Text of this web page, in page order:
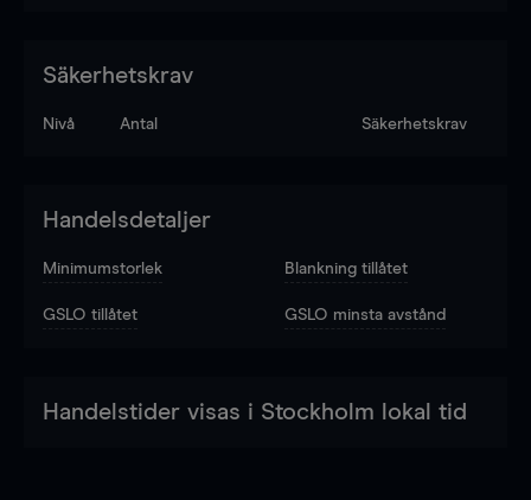
Säkerhetskrav
Nivå Antal Säkerhetskrav
Handelsdetaljer
Minimumstorlek Blankning tillåtet
GSLO tillåtet GSLO minsta avstånd
Handelstider visas i Stockholm lokal tid